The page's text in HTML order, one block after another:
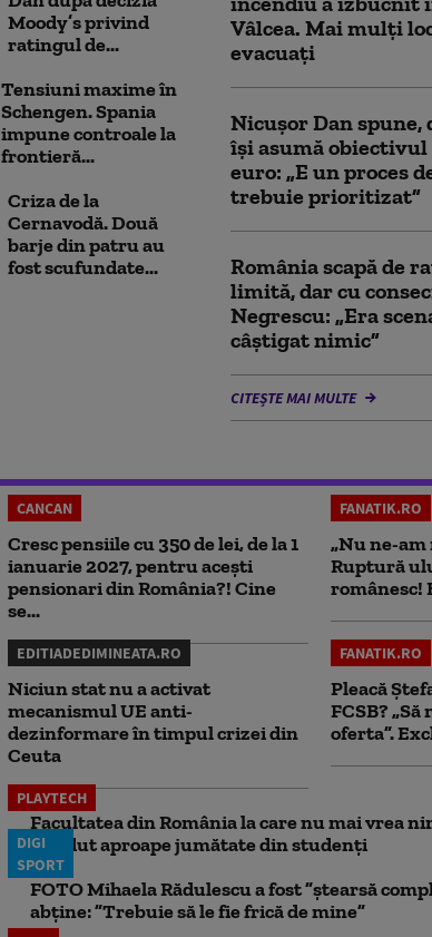
Moody’s privind
ratingul de...
Tensiuni maxime în
Schengen. Spania
impune controale la
frontieră...
Criza de la
Cernavodă. Două
barje din patru au
fost scufundate...
Vâlcea. Mai mulți
evacuați
Nicușor Dan spune,
își asumă
euro: „E un proces
trebuie prioritizat”
România scapă de
limită, dar cu
Negrescu: „Era
câștigat nimic”
CITEȘTE MAI MULTE
CANCAN
Cresc pensiile cu 350 de lei, de la 1
ianuarie 2027, pentru acești
pensionari din România?! Cine
se...
FANATIK.RO
„Nu ne-am
Ruptură
românesc!
EDITIADEDIMINEATA.RO
Niciun stat nu a activat
mecanismul UE anti-
dezinformare în timpul crizei din
Ceuta
FANATIK.RO
Pleacă
FCSB?
oferta”.
PLAYTECH
Facultatea din România la care nu mai vrea
pierdut aproape jumătate din studenţi
DIGI
SPORT
FOTO Mihaela Rădulescu a fost ”ștearsă
abține: ”Trebuie să le fie frică de mine”